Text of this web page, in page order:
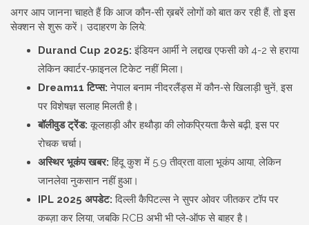
अगर आप जानना चाहते हैं कि आज कौन‑सी ख़बरें लोगों को बात कर रही हैं, तो इस
सेक्शन से शुरू करें। उदाहरण के लिये:
Durand Cup 2025: इंडियन आर्मी ने लद्दाख एफसी को 4-2 से हराया
लेकिन क्वार्टर‑फ़ाइनल टिकेट नहीं मिला।
Dream11 टिप्स: नेपाल बनाम नीदरलैंड्स में कौन‑से खिलाड़ी चुनें, इस
पर विशेषज्ञ सलाह मिलती है।
बॉलीवुड ट्रेंड: कूलहाड़ी और हथौड़ा की लोकप्रियता कैसे बढ़ी, इस पर
रोचक चर्चा।
अस्थिर भूकंप खबर: हिंदू कुश में 5.9 तीव्रता वाला भूकंप आया, लेकिन
जानलेवा नुकसान नहीं हुआ।
IPL 2025 अपडेट: दिल्ली कैपिटल्स ने सुपर ओवर जीतकर टॉप पर
कब्ज़ा कर लिया, जबकि RCB अभी भी प्ले‑ऑफ से बाहर है।